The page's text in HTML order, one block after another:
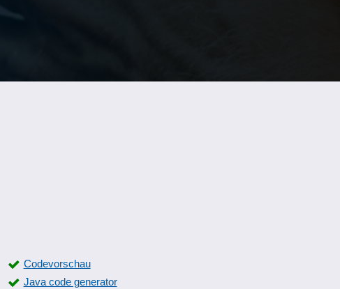
Codevorschau
Java code generator